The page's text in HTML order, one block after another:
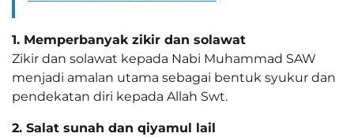
1. Memperbanyak zikir dan solawat
Zikir dan solawat kepada Nabi Muhammad SAW
menjadi amalan utama sebagai bentuk syukur dan
pendekatan diri kepada Allah Swt.
2. Salat sunah dan qiyamul lail